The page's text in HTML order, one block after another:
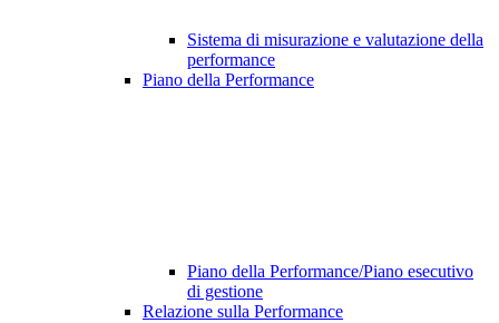
Sistema di misurazione e valutazione della
performance
Piano della Performance
Piano della Performance/Piano esecutivo
di gestione
Relazione sulla Performance